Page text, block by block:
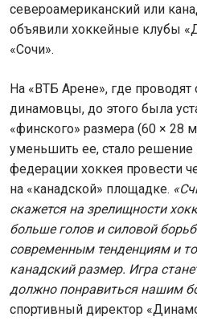
североамериканский или
объявили хоккейные клубы
«Сочи».
На «ВТБ Арене», где
динамовцы, до этого была
«финского» размера (60 × 28
уменьшить ее, стало
федерации хоккея провести
на «канадской» площадке.
скажется на зрелищности
больше голов и силовой
современным тенденциям и
канадский размер. Игра
должно понравиться нашим
спортивный директор